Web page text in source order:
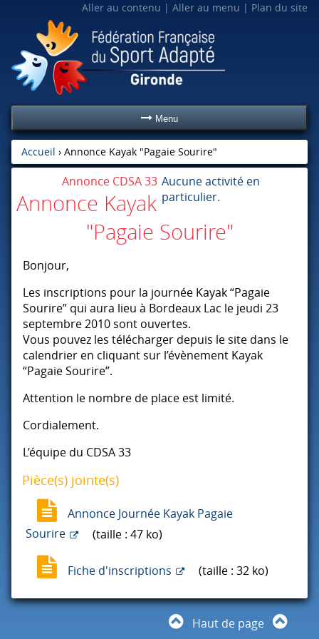
Aller au contenu Aller au menu Plan du site
Menu
Accueil ›Annonce Kayak "Pagaie Sourire"
Annonce CDSA 33 Aucune activité en
particulier.
Annonce Kayak
"Pagaie Sourire"
Bonjour,
Les inscriptions pour la journée Kayak “Pagaie
Sourire” qui aura lieu à Bordeaux Lac le jeudi 23
septembre 2010 sont ouvertes.
Vous pouvez les télécharger depuis le site dans le
calendrier en cliquant sur l’évènement Kayak
“Pagaie Sourire”.
Attention le nombre de place est limité.
Cordialement.
L’équipe du CDSA33
Pièce(s) jointe(s)
Annonce Journée Kayak Pagaie
Sourire
(taille : 47 ko)
Fiche d'inscriptions (taille : 32 ko)
Haut de page